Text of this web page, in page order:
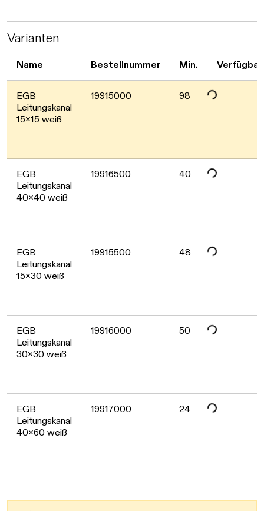
Varianten
Name Bestellnummer Min.
EGB
Leitungskanal
15x15 weiß
19915000 98
Daten werden geladen. Bitte warten...
EGB
Leitungskanal
40x40 weiß
19916500 40
Daten werden geladen. Bitte warten...
EGB
Leitungskanal
15x30 weiß
19915500 48
Daten werden geladen. Bitte warten...
EGB
Leitungskanal
30x30 weiß
19916000 50
Daten werden geladen. Bitte warten...
EGB
Leitungskanal
40x60 weiß
19917000 24
Daten werden geladen. Bitte warten...